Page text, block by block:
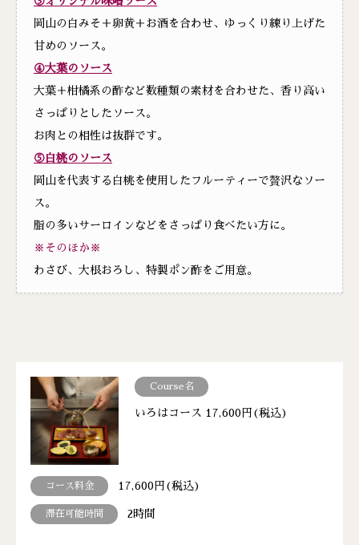
岡山の白みそ＋卵黄＋お酒を合わせ、ゆっくり練り上げた
甘めのソース。
④大葉のソース
大葉＋柑橘系の酢など数種類の素材を合わせた、香り高い
さっぱりとしたソース。
お肉との相性は抜群です。
⑤白桃のソース
岡山を代表する白桃を使用したフルーティーで贅沢なソー
ス。
脂の多いサーロインなどをさっぱり食べたい方に。
※そのほか※
わさび、大根おろし、特製ポン酢をご用意。
Course名
いろはコース 17,600円(税込)
コース料金 17,600円(税込)
滞在可能時間 2時間